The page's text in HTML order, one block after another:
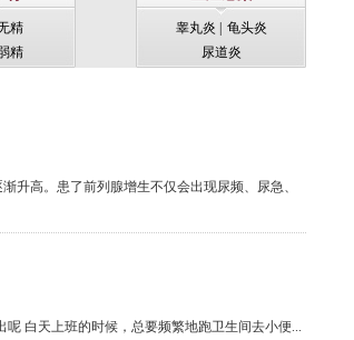
精
精
睾丸炎
龟头炎
尿道炎
升高。患了前列腺增生不仅会出现尿频、尿急、
白天上班的时候，总要频繁地跑卫生间去小便...